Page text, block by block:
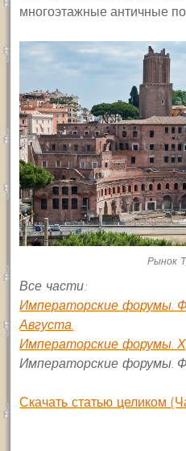
многоэтажные античные
Рынок
Все части:
Императорские форумы.
Августа.
Императорские форумы.
Императорские форумы.
Скачать статью целиком